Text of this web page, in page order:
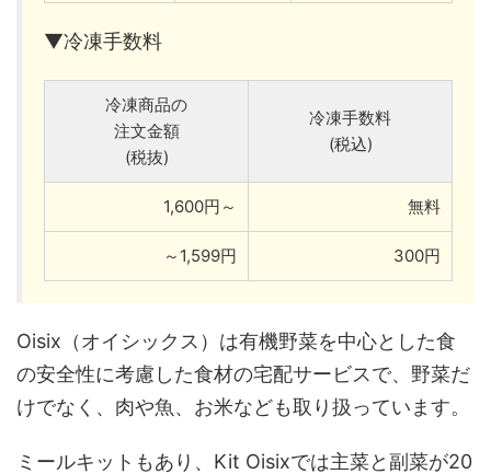
▼冷凍手数料
冷凍商品の
注文金額
(税抜)
冷凍手数料
(税込)
1,600円～ 無料
～1,599円 300円
Oisix（オイシックス）は有機野菜を中心とした食
の安全性に考慮した食材の宅配サービスで、野菜だ
けでなく、肉や魚、お米なども取り扱っています。
ミールキットもあり、Kit Oisixでは主菜と副菜が20